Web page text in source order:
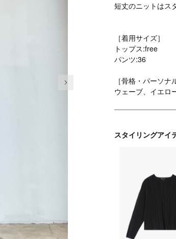
短丈のニットはス
［着用サイズ］
トップス:free
パンツ:36
［骨格・パーソナ
ウェーブ、イエロ
スタイリングアイ